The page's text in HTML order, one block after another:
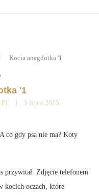
Kocia anegdotka '1
'1
3 lipca 2015
co gdy psa nie ma? Koty
przywitał. Zdjęcie telefonem
kocich oczach, które